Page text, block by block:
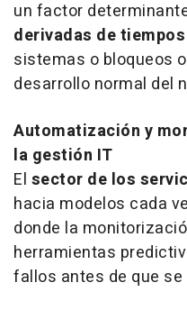
un factor
derivadas de
sistemas o bloqueos
desarrollo normal del
Automatización y
la gestión IT
El sector de los
hacia modelos cada
donde la
herramientas
fallos antes de que se